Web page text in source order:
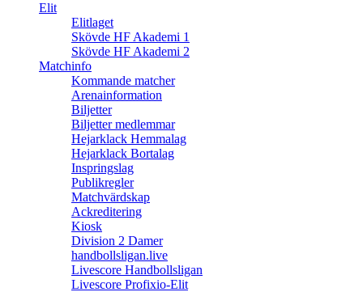
Elit
Elitlaget
Skövde HF Akademi 1
Skövde HF Akademi 2
Matchinfo
Kommande matcher
Arenainformation
Biljetter
Biljetter medlemmar
Hejarklack Hemmalag
Hejarklack Bortalag
Inspringslag
Publikregler
Matchvärdskap
Ackreditering
Kiosk
Division 2 Damer
handbollsligan.live
Livescore Handbollsligan
Livescore Profixio-Elit